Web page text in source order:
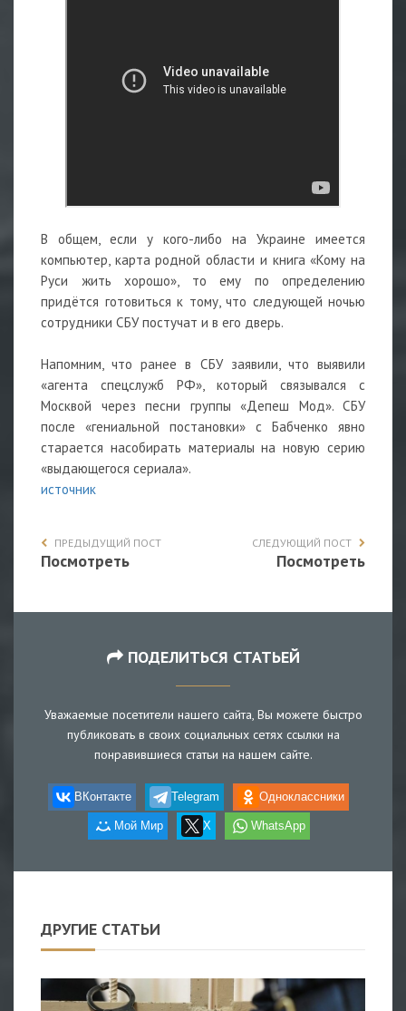
В общем, если у кого-либо на Украине имеется
компьютер, карта родной области и книга «Кому на
Руси жить хорошо», то ему по определению
придётся готовиться к тому, что следующей ночью
сотрудники СБУ постучат и в его дверь.
Напомним, что ранее в СБУ заявили, что выявили
«агента спецслужб РФ», который связывался с
Москвой через песни группы «Депеш Мод». СБУ
после «гениальной постановки» с Бабченко явно
старается насобирать материалы на новую серию
«выдающегося сериала».
источник
ПРЕДЫДУЩИЙ ПОСТ
Посмотреть
СЛЕДУЮЩИЙ ПОСТ
Посмотреть
ПОДЕЛИТЬСЯ СТАТЬЕЙ
Уважаемые посетители нашего сайта, Вы можете быстро
публиковать в своих социальных сетях ссылки на
понравившиеся статьи на нашем сайте.
ВКонтакте Telegram Одноклассники
Мой Мир X WhatsApp
ДРУГИЕ СТАТЬИ